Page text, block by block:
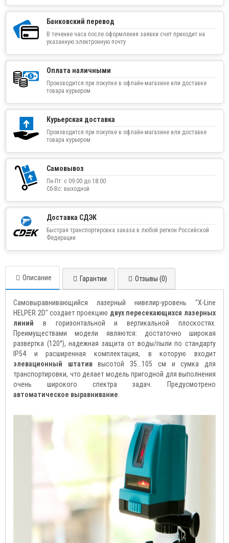
Банковский перевод
В течение часа после оформления заявки счет приходит на
указанную электронную почту
Оплата наличными
Производится при покупке в офлайн-магазине или доставке
товара курьером
Курьерская доставка
Производится при покупке в офлайн-магазине или доставке
товара курьером
Самовывоз
Пн-Пт: с 09:00 до 18:00
Сб-Вс: выходной
Доставка СДЭК
Быстрая транспортировка заказа в любой регион Российской
Федерации
Описание Гарантии Отзывы (0)
Самовыравнивающийся лазерный нивелир-уровень "X-Line
HELPER 2D" создает проекцию двух пересекающихся лазерных
линий в горизонтальной и вертикальной плоскостях.
Преимуществами модели являются: достаточно широкая
развертка (120°), надежная защита от воды/пыли по стандарту
IP54 и расширенная комплектация, в которую входит
элевационный штативвысотой 35...105 см и сумка для
транспортировки, что делает модель пригодной для выполнения
очень широкого спектра задач. Предусмотрено
автоматическое выравнивание